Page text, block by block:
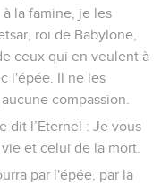
la famine, je les
roi de Babylone,
ceux qui en veulent à
l'épée. Il ne les
compassion.
dit l’Eternel : Je vous
et celui de la mort.
par l'épée, par la